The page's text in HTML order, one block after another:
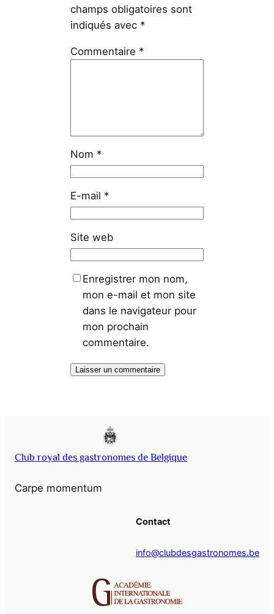
champs obligatoires sont
indiqués avec *
Commentaire *
Nom *
E-mail *
Site web
Enregistrer mon nom,
mon e-mail et mon site
dans le navigateur pour
mon prochain
commentaire.
Club royal des gastronomes de Belgique
Carpe momentum
Contact
info@clubdesgastronomes.be